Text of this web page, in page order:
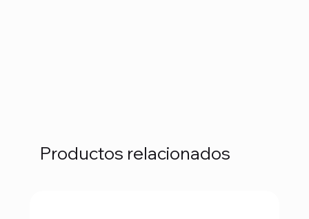
Productos relacionados